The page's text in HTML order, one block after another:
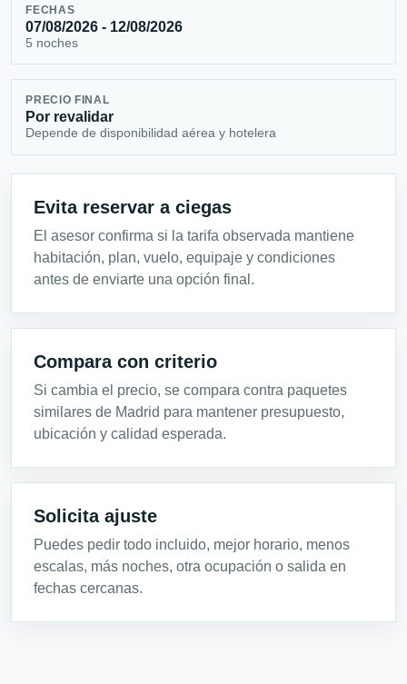
FECHAS
07/08/2026 - 12/08/2026
5 noches
PRECIO FINAL
Por revalidar
Depende de disponibilidad aérea y hotelera
Evita reservar a ciegas
El asesor confirma si la tarifa observada mantiene
habitación, plan, vuelo, equipaje y condiciones
antes de enviarte una opción final.
Compara con criterio
Si cambia el precio, se compara contra paquetes
similares de Madrid para mantener presupuesto,
ubicación y calidad esperada.
Solicita ajuste
Puedes pedir todo incluido, mejor horario, menos
escalas, más noches, otra ocupación o salida en
fechas cercanas.